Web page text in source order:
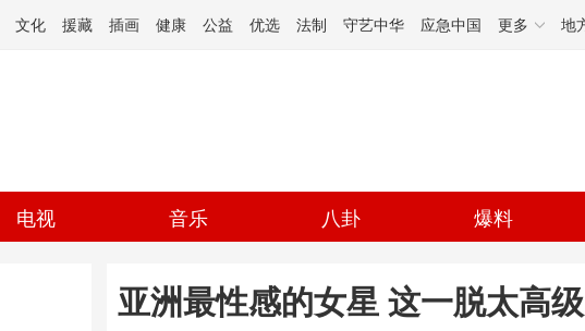
文化 援藏 插画 健康 公益 优选 法制 守艺中华 应急中国 更多 地
电视 音乐 八卦 爆料
亚洲最性感的女星 这一脱太